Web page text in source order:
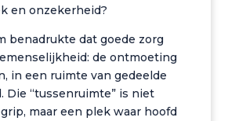
en onzekerheid?
benadrukte dat goede zorg
de ontmoeting
in een ruimte van gedeelde
Die “tussenruimte” is niet
maar een plek waar hoofd